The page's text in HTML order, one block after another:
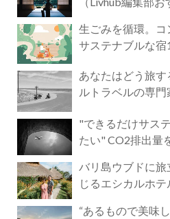
生ごみを循環。
サステナブルな宿
あなたはどう旅する？ ｜ 英国サ
ルトラベルの専
"できるだけサス
たい" CO2排出量
バリ島ウブドに旅
じるエシカルホ
“あるもので美味